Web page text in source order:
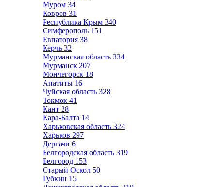
Муром 34
Ковров 31
Республика Крым 340
Симферополь 151
Евпатория 38
Керчь 32
Мурманская область 334
Мурманск 207
Мончегорск 18
Апатиты 16
Чуйская область 328
Токмок 41
Кант 28
Кара-Балта 14
Харьковская область 324
Харьков 297
Дергачи 6
Белгородская область 319
Белгород 153
Старый Оскол 50
Губкин 15